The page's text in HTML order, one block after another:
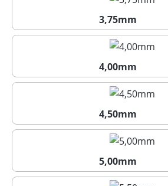
3,75mm
3,75mm
4,00mm
4,00mm
4,50mm
4,50mm
5,00mm
5,00mm